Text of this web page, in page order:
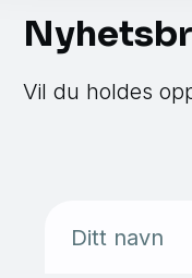
Vil du holdes
Ditt navn